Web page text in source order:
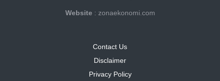
Website : zonaekonomi.com
Contact Us
Disclaimer
Privacy Policy